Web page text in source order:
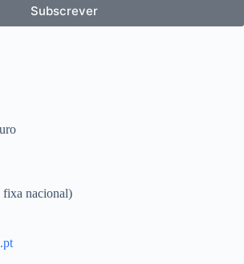
Subscrever
fixa nacional)